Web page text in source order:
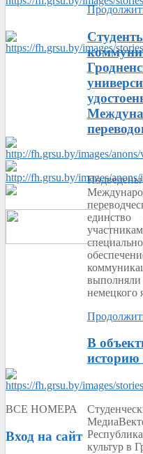
немецкого
В
историю
культур в
ВСЕ НОМЕРА
Вход на сайт